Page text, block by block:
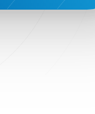
Campsaround